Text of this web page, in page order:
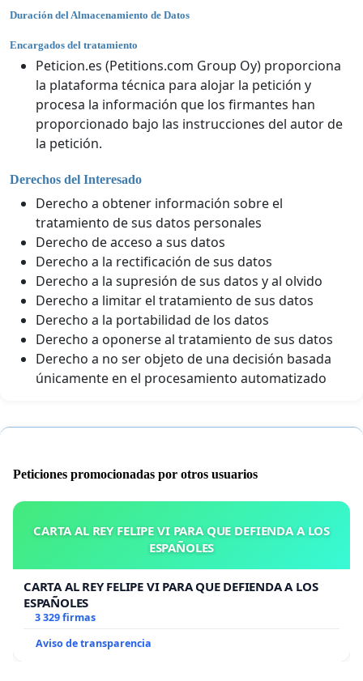
Duración del Almacenamiento de Datos
Encargados del tratamiento
Peticion.es (Petitions.com Group Oy) proporciona
la plataforma técnica para alojar la petición y
procesa la información que los firmantes han
proporcionado bajo las instrucciones del autor de
la petición.
Derechos del Interesado
Derecho a obtener información sobre el
tratamiento de sus datos personales
Derecho de acceso a sus datos
Derecho a la rectificación de sus datos
Derecho a la supresión de sus datos y al olvido
Derecho a limitar el tratamiento de sus datos
Derecho a la portabilidad de los datos
Derecho a oponerse al tratamiento de sus datos
Derecho a no ser objeto de una decisión basada
únicamente en el procesamiento automatizado
Peticiones promocionadas por otros usuarios
CARTA AL REY FELIPE VI PARA QUE DEFIENDA A LOS
ESPAÑOLES
CARTA AL REY FELIPE VI PARA QUE DEFIENDA A LOS
ESPAÑOLES
3 329 firmas
Aviso de transparencia